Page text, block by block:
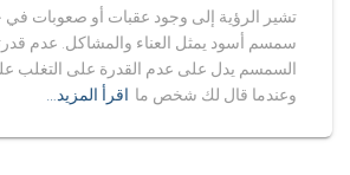
تشير الرؤية إلى وجود عقبات أو صعوبات في
سمسم أسود يمثل العناء والمشاكل. عدم
السمسم يدل على عدم القدرة على التغلب
وعندما قال لك شخص ما اقرأ المزيد…